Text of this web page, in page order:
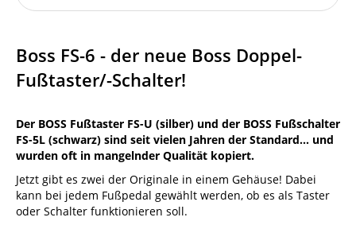
Boss FS-6 - der neue Boss Doppel-
Fußtaster/-Schalter!
Der BOSS Fußtaster FS-U (silber) und der BOSS Fußschalter
FS-5L (schwarz) sind seit vielen Jahren der Standard... und
wurden oft in mangelnder Qualität kopiert.
Jetzt gibt es zwei der Originale in einem Gehäuse! Dabei
kann bei jedem Fußpedal gewählt werden, ob es als Taster
oder Schalter funktionieren soll.